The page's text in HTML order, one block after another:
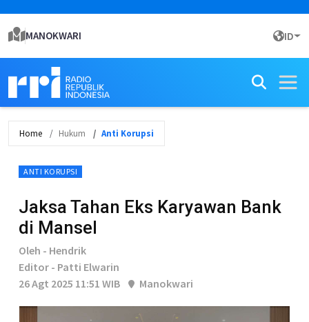
MANOKWARI ID
Home Hukum Anti Korupsi
ANTI KORUPSI
Jaksa Tahan Eks Karyawan Bank
di Mansel
Oleh - Hendrik
Editor - Patti Elwarin
26 Agt 2025 11:51 WIB
Manokwari